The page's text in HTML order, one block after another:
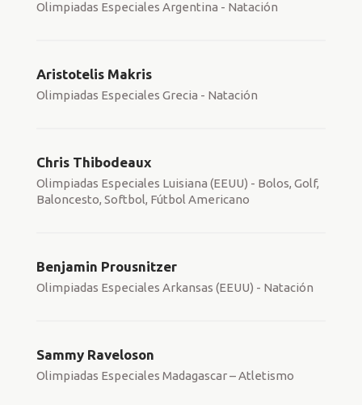
Olimpiadas Especiales Argentina - Natación
Aristotelis Makris
Olimpiadas Especiales Grecia - Natación
Chris Thibodeaux
Olimpiadas Especiales Luisiana (EEUU) - Bolos, Golf,
Baloncesto, Softbol, Fútbol Americano
Benjamin Prousnitzer
Olimpiadas Especiales Arkansas (EEUU) - Natación
Sammy Raveloson
Olimpiadas Especiales Madagascar – Atletismo